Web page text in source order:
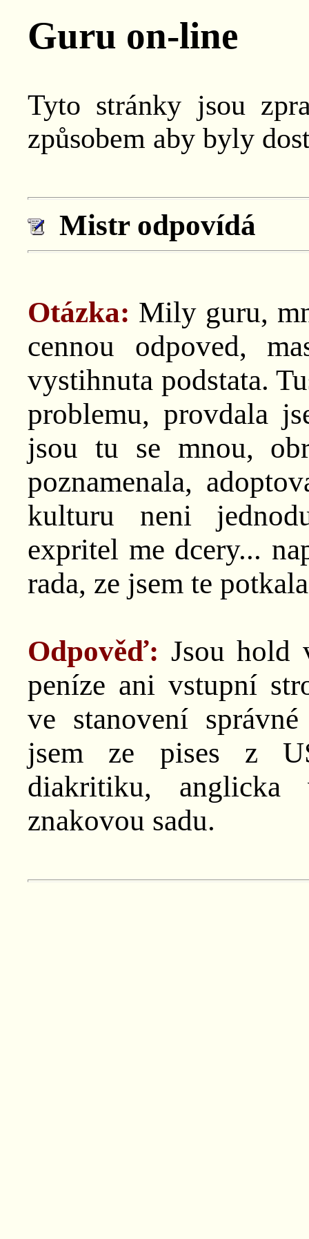
Guru on-line
Tyto stránky jsou
způsobem aby byly
Mistr odpovídá
Otázka: Mily guru,
cennou odpoved,
vystihnuta podstata.
problemu, provdala
jsou tu se mnou,
poznamenala,
kulturu neni
expritel me dcery...
rada, ze jsem te
Odpověď: Jsou hold
peníze ani vstupní
ve stanovení
jsem ze pises z
diakritiku, anglicka
znakovou sadu.